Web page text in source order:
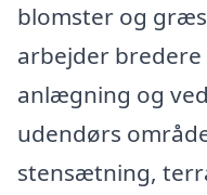
blomster og
arbejder
anlægning og
udendørs
stensætning,